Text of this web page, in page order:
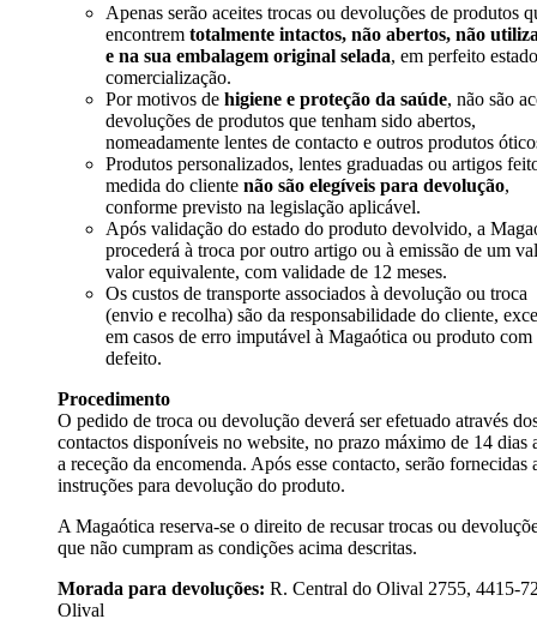
Apenas serão aceites trocas ou devoluções de produtos
encontrem totalmente intactos, não abertos, não
e na sua embalagem original selada, em perfeito
comercialização.
Por motivos de higiene e proteção da saúde, não são
devoluções de produtos que tenham sido abertos,
nomeadamente lentes de contacto e outros produtos
Produtos personalizados, lentes graduadas ou artigos
medida do cliente não são elegíveis para devolução,
conforme previsto na legislação aplicável.
Após validação do estado do produto devolvido, a
procederá à troca por outro artigo ou à emissão de um
valor equivalente, com validade de 12 meses.
Os custos de transporte associados à devolução ou troca
(envio e recolha) são da responsabilidade do cliente,
em casos de erro imputável à Magaótica ou produto com
defeito.
Procedimento
O pedido de troca ou devolução deverá ser efetuado através
contactos disponíveis no website, no prazo máximo de 14 dias
a receção da encomenda. Após esse contacto, serão fornecidas
instruções para devolução do produto.
A Magaótica reserva-se o direito de recusar trocas ou
que não cumpram as condições acima descritas.
Morada para devoluções: R. Central do Olival 2755, 4415-
Olival